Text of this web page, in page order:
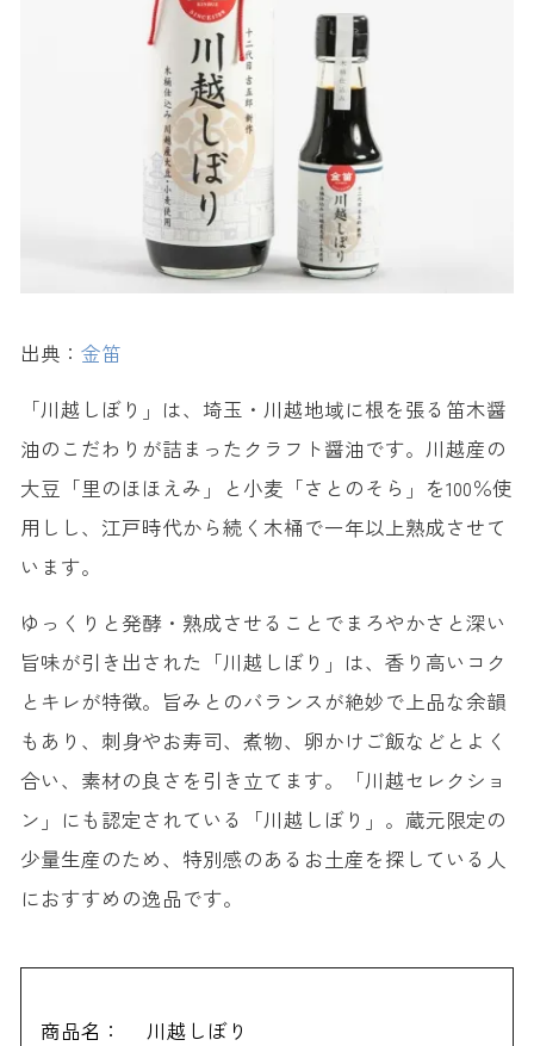
出典： 金笛
「川越しぼり」は、埼玉・川越地域に根を張る笛木醤
油のこだわりが詰まったクラフト醤油です。川越産の
大豆「里のほほえみ」と小麦「さとのそら」を100％使
用しし、江戸時代から続く木桶で一年以上熟成させて
います。
ゆっくりと発酵・熟成させることでまろやかさと深い
旨味が引き出された「川越しぼり」は、香り高いコク
とキレが特徴。旨みとのバランスが絶妙で上品な余韻
もあり、刺身やお寿司、煮物、卵かけご飯などとよく
合い、素材の良さを引き立てます。「川越セレクショ
ン」にも認定されている「川越しぼり」。蔵元限定の
少量生産のため、特別感のあるお土産を探している人
におすすめの逸品です。
商品名：
川越しぼり